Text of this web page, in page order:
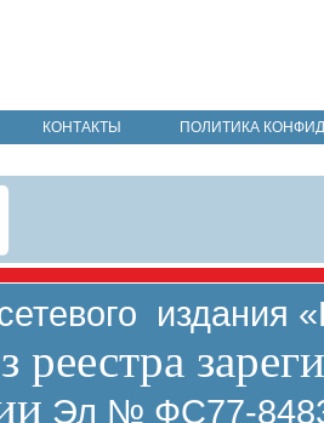
КОНТАКТЫ ПОЛИТИКА
издания
реестра
Эл № ФС77-